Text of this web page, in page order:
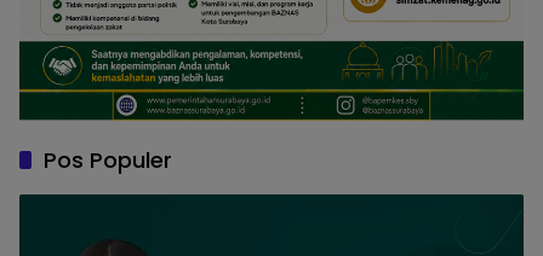
Pos Populer